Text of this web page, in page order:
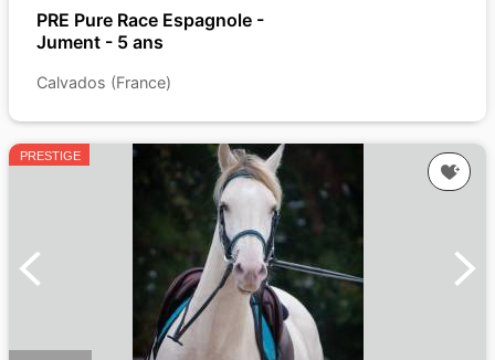
PRE Pure Race Espagnole -
Jument - 5 ans
Calvados (France)
PRESTIGE